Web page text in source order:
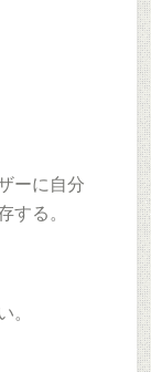
ーに自分
する。
。